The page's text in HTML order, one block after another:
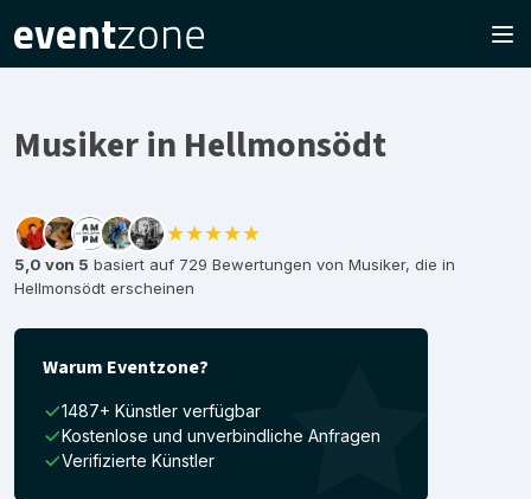
Musiker in Hellmonsödt
★★★★★
5,0 von 5 basiert auf 729 Bewertungen von Musiker, die in
Hellmonsödt erscheinen
Warum Eventzone?
1487+ Künstler verfügbar
Kostenlose und unverbindliche Anfragen
Verifizierte Künstler